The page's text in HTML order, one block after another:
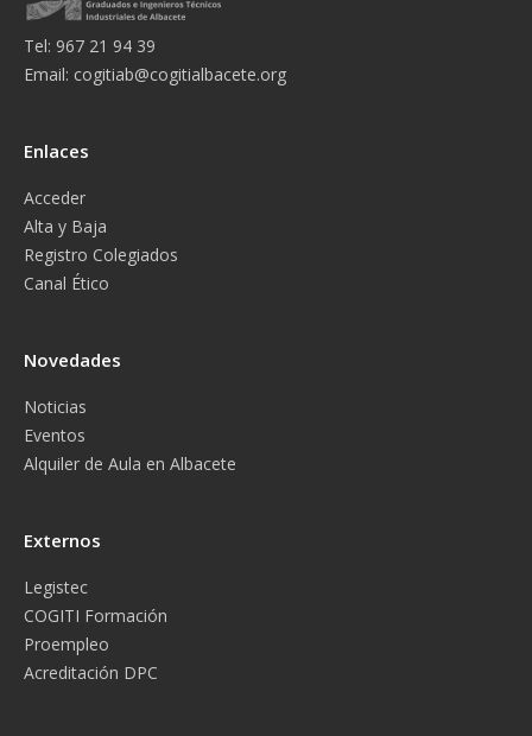
Tel: 967 21 94 39
Email: cogitiab@cogitialbacete.org
Enlaces
Acceder
Alta y Baja
Registro Colegiados
Canal Ético
Novedades
Noticias
Eventos
Alquiler de Aula en Albacete
Externos
Legistec
COGITI Formación
Proempleo
Acreditación DPC